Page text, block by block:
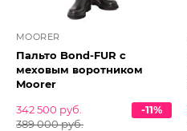
MOORER
Пальто Bond-FUR с
меховым воротником
Moorer
342 500 руб.
389 000 руб.
-11%